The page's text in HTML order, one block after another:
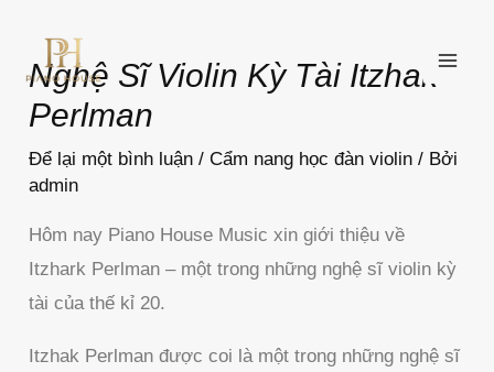
dung
Nghệ Sĩ Violin Kỳ Tài Itzhak
Perlman
Để lại một bình luận /Cẩm nang học đàn violin / Bởi
admin
Hôm nay Piano House Music xin giới thiệu về
Itzhark Perlman – một trong những nghệ sĩ violin kỳ
tài của thế kỉ 20.
Itzhak Perlman được coi là một trong những nghệ sĩ